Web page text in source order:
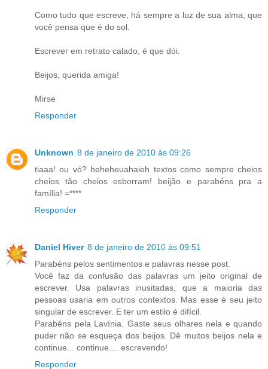
Como tudo que escreve, há sempre a luz de sua alma, que
você pensa que é do sol.
Escrever em retrato calado, é que dói.
Beijos, querida amiga!
Mirse
Responder
Unknown 8 de janeiro de 2010 às 09:26
tiaaa! ou vó? heheheuahaieh textos como sempre cheios
cheios tão cheios esborram! beijão e parabéns pra a
família! =****
Responder
Daniel Hiver 8 de janeiro de 2010 às 09:51
Parabéns pelos sentimentos e palavras nesse post.
Você faz da confusão das palavras um jeito original de
escrever. Usa palavras inusitadas, que a maioria das
pessoas usaria em outros contextos. Mas esse é seu jeito
singular de escrever. E ter um estilo é difícil.
Parabéns pela Lavínia. Gaste seus olhares nela e quando
puder não se esqueça dos beijos. Dê muitos beijos nela e
continue... continue.... escrevendo!
Responder